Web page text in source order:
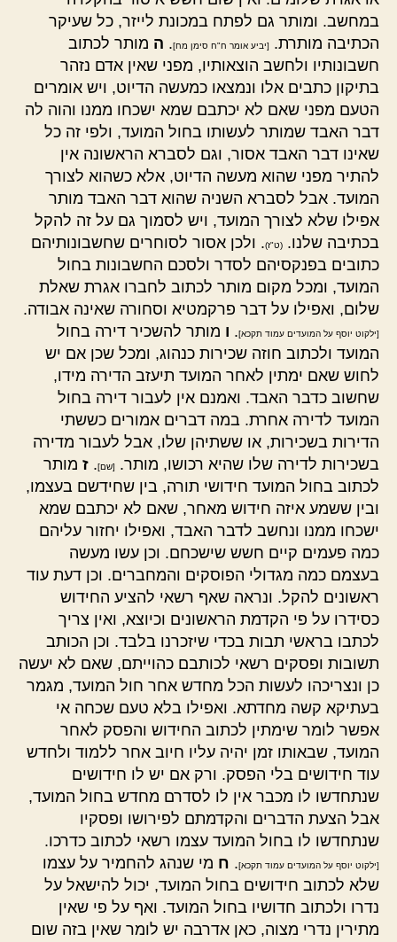
במחשב. ומותר גם לפתח במכונת לייזר, כל שעיקר
הכתיבה מותרת.
[יביע אומר ח"ח סימן מח]. ה מותר לכתוב
חשבונותיו ולחשב הוצאותיו, מפני שאין אדם נזהר
בתיקון כתבים אלו ונמצאו כמעשה הדיוט, ויש אומרים
הטעם מפני שאם לא יכתבם שמא ישכחו ממנו והוה לה
דבר האבד שמותר לעשותו בחול המועד, ולפי זה כל
שאינו דבר האבד אסור, וגם לסברא הראשונה אין
להתיר מפני שהוא מעשה הדיוט, אלא כשהוא לצורך
המועד. אבל לסברא השניה שהוא דבר האבד מותר
אפילו שלא לצורך המועד, ויש לסמוך גם על זה להקל
בכתיבה שלנו. (ט"ז). ולכן אסור לסוחרים שחשבונותיהם
כתובים בפנקסיהם לסדר ולסכם החשבונות בחול
המועד, ומכל מקום מותר לכתוב לחברו אגרת שאלת
שלום, ואפילו על דבר פרקמטיא וסחורה שאינה אבודה.
[ילקוט יוסף על המועדים עמוד תקכא]. ו מותר להשכיר דירה בחול
המועד ולכתוב חוזה שכירות כנהוג, ומכל שכן אם יש
לחוש שאם ימתין לאחר המועד תיעזב הדירה מידו,
שחשוב כדבר האבד. ואמנם אין לעבור דירה בחול
המועד לדירה אחרת. במה דברים אמורים כששתי
הדירות בשכירות, או ששתיהן שלו, אבל לעבור מדירה
בשכירות לדירה שלו שהיא רכושו, מותר.
[שם]. ז מותר
לכתוב בחול המועד חידושי תורה, בין שחידשם בעצמו,
ובין ששמע איזה חידוש מאחר, שאם לא יכתבם שמא
ישכחו ממנו ונחשב לדבר האבד, ואפילו יחזור עליהם
כמה פעמים קיים חשש שישכחם. וכן עשו מעשה
בעצמם כמה מגדולי הפוסקים והמחברים. וכן דעת עוד
ראשונים להקל. ונראה שאף רשאי להציע החידוש
כסידרו על פי הקדמת הראשונים וכיוצא, ואין צריך
לכתבו בראשי תבות בכדי שיזכרנו בלבד. וכן הכותב
תשובות ופסקים רשאי לכותבם כהוייתם, שאם לא יעשה
כן ונצריכהו לעשות הכל מחדש אחר חול המועד, מגמר
בעתיקא קשה מחדתא. ואפילו בלא טעם שכחה אי
אפשר לומר שימתין לכתוב החידוש והפסק לאחר
המועד, שבאותו זמן יהיה עליו חיוב אחר ללמוד ולחדש
עוד חידושים בלי הפסק. ורק אם יש לו חידושים
שנתחדשו לו מכבר אין לו לסדרם מחדש בחול המועד,
אבל הצעת הדברים והקדמתם לפירושו ופסקיו
שנתחדשו לו בחול המועד עצמו רשאי לכתוב כדרכו.
[ילקוט יוסף על המועדים עמוד תקכא]. ח מי שנהג להחמיר על עצמו
שלא לכתוב חידושים בחול המועד, יכול להישאל על
נדרו ולכתוב חדושיו בחול המועד. ואף על פי שאין
מתירין נדרי מצוה, כאן אדרבה יש לומר שאין בזה שום